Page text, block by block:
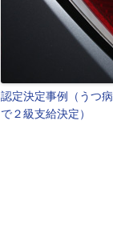
認定決定事例（うつ病
で２級支給決定）